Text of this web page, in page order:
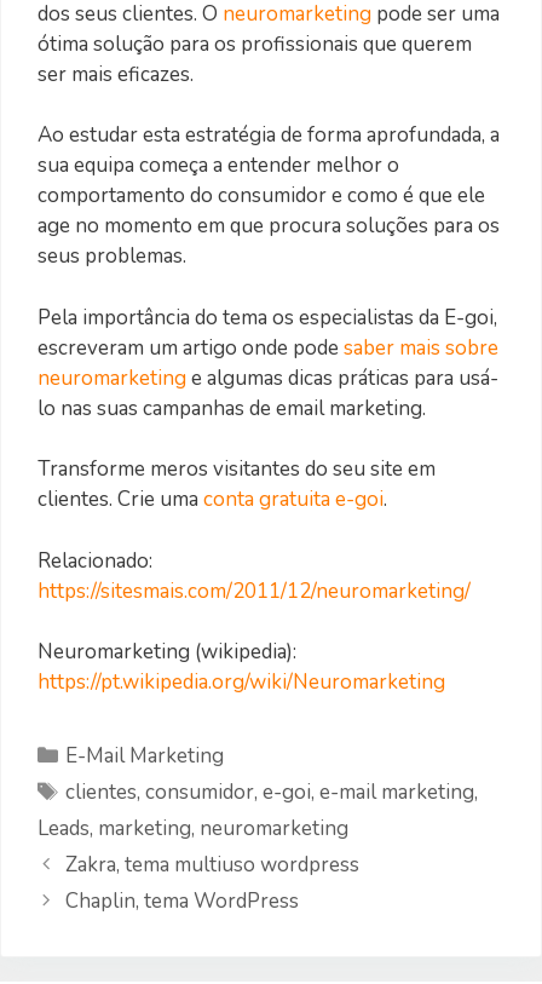
dos seus clientes. O neuromarketing pode ser uma
ótima solução para os profissionais que querem
ser mais eficazes.
Ao estudar esta estratégia de forma aprofundada, a
sua equipa começa a entender melhor o
comportamento do consumidor e como é que ele
age no momento em que procura soluções para os
seus problemas.
Pela importância do tema os especialistas da E-goi,
escreveram um artigo onde pode saber mais sobre
neuromarketinge algumas dicas práticas para usá-
lo nas suas campanhas de email marketing.
Transforme meros visitantes do seu site em
clientes. Crie uma conta gratuita e-goi.
Relacionado:
https://sitesmais.com/2011/12/neuromarketing/
Neuromarketing (wikipedia):
https://pt.wikipedia.org/wiki/Neuromarketing
Categorias
E-Mail Marketing
Etiquetas
clientes,consumidor,e-goi,e-mail marketing,
Leads, marketing, neuromarketing
Zakra, tema multiuso wordpress
Chaplin, tema WordPress